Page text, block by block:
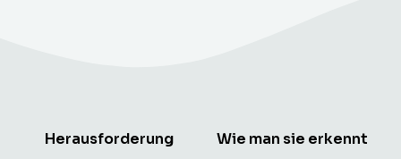
Herausforderung Wie man sie erkennt